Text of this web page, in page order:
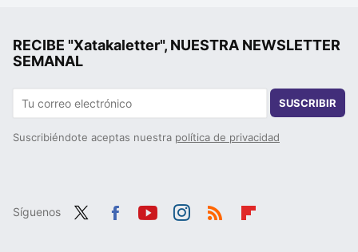
RECIBE "Xatakaletter", NUESTRA NEWSLETTER
SEMANAL
SUSCRIBIR
Suscribiéndote aceptas nuestra política de privacidad
Síguenos